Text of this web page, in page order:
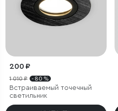
200 ₽
1 010 ₽ - 80 %
Встраиваемый точечный
светильник